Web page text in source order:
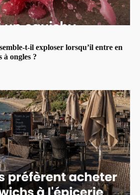
t-il exploser lorsqu’il entre en
à ongles ?